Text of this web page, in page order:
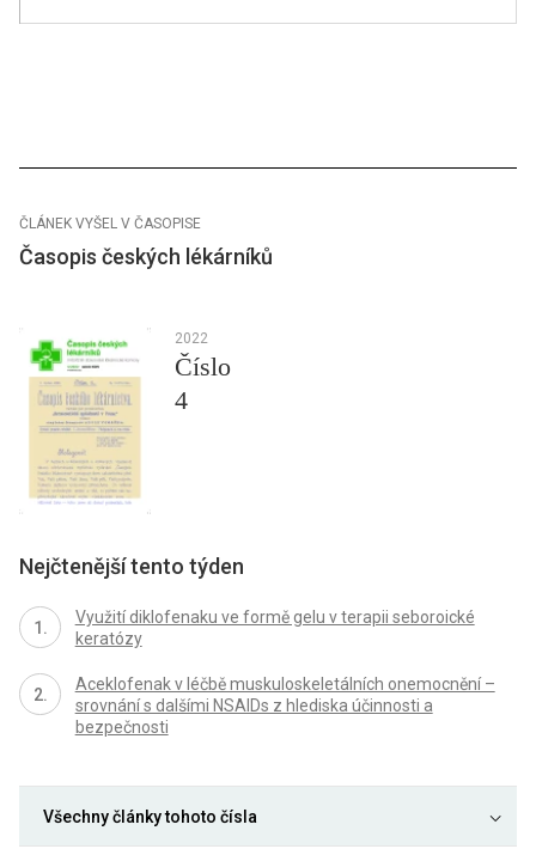
ČLÁNEK VYŠEL V ČASOPISE
Časopis českých lékárníků
2022
Číslo
4
Nejčtenější tento týden
Využití diklofenaku ve formě gelu v terapii seboroické
keratózy
Aceklofenak v léčbě muskuloskeletálních onemocnění –
srovnání s dalšími NSAIDs z hlediska účinnosti a
bezpečnosti
Všechny články tohoto čísla